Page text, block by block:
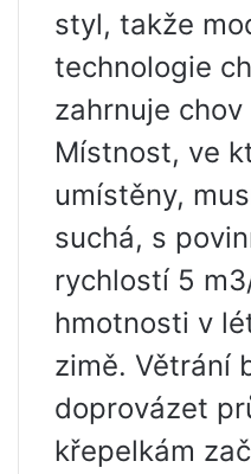
styl, takže
technologie
zahrnuje
Místnost, ve
umístěny,
suchá, s
rychlostí 5
hmotnosti v
zimě. Větrání
doprovázet
křepelkám